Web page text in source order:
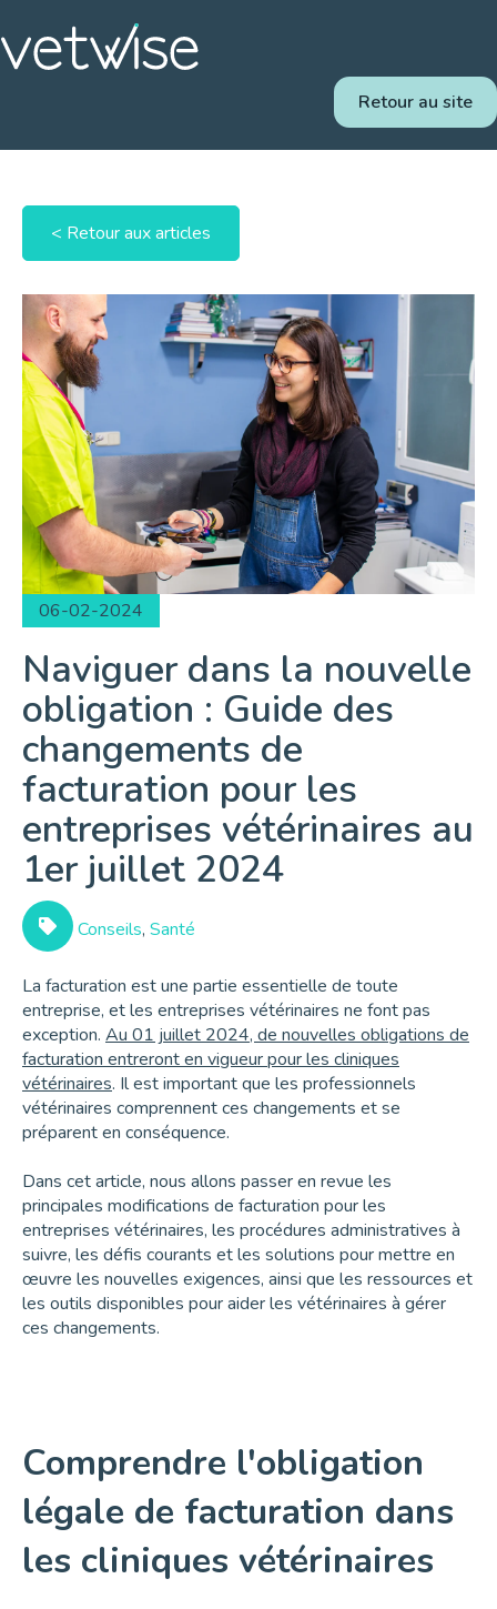
Retour au site
< Retour aux articles
06-02-2024
Naviguer dans la nouvelle
obligation : Guide des
changements de
facturation pour les
entreprises vétérinaires au
1er juillet 2024
Conseils, Santé
La facturation est une partie essentielle de toute
entreprise, et les entreprises vétérinaires ne font pas
exception. Au 01 juillet 2024, de nouvelles obligations de
facturation entreront en vigueur pour les cliniques
vétérinaires. Il est important que les professionnels
vétérinaires comprennent ces changements et se
préparent en conséquence.
Dans cet article, nous allons passer en revue les
principales modifications de facturation pour les
entreprises vétérinaires, les procédures administratives à
suivre, les défis courants et les solutions pour mettre en
œuvre les nouvelles exigences, ainsi que les ressources et
les outils disponibles pour aider les vétérinaires à gérer
ces changements.
Comprendre l'obligation
légale de facturation dans
les cliniques vétérinaires